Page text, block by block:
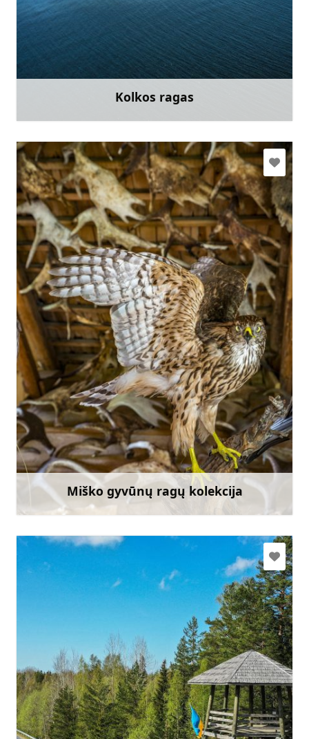
Kolkos ragas
kolkacape@inbox.lv
+371 29149105
Miško gyvūnų ragų kolekcija
livahausmane@gmail.com
+371 22453946
Eik su
Sužinoti daugiau